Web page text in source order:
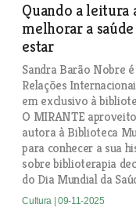
Quando a leitura
melhorar a
estar
Sandra Barão Nobre
Relações
em exclusivo à
O MIRANTE
autora à Biblioteca
para conhecer a sua
sobre biblioterapia
do Dia Mundial da
Cultura | 09-11-2025